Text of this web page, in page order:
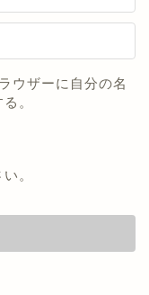
ウザーに自分の名
。
。